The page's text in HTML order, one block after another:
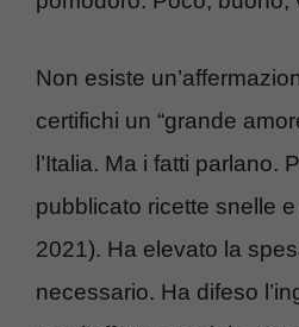
Non esiste
certifichi un “grande
l’Italia. Ma i fatti parlano.
pubblicato ricette snelle
2021). Ha elevato la
necessario. Ha difeso